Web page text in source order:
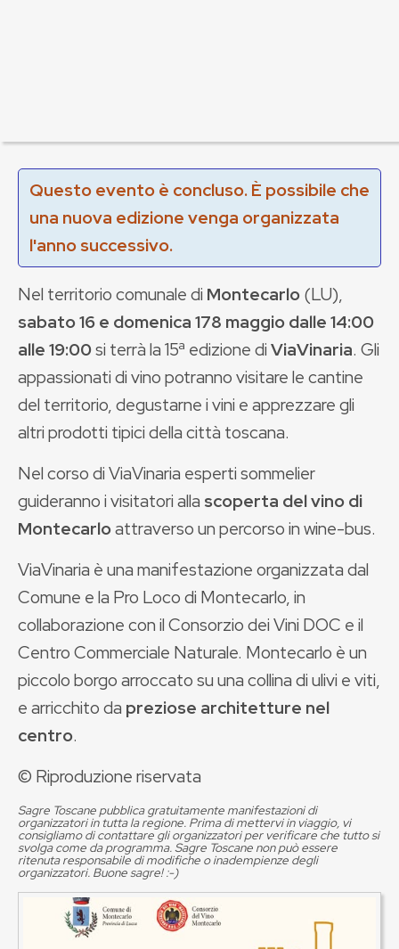
Questo evento è concluso. È possibile che
una nuova edizione venga organizzata
l'anno successivo.
Nel territorio comunale di Montecarlo(LU),
sabato 16 e domenica 178 maggio dalle 14:00
alle 19:00si terrà la 15ª edizione diViaVinaria. Gli
appassionati di vino potranno visitare le cantine
del territorio, degustarne i vini e apprezzare gli
altri prodotti tipici della città toscana.
Nel corso di ViaVinaria esperti sommelier
guideranno i visitatori alla scoperta del vino di
Montecarloattraverso un percorso in wine-bus.
ViaVinaria è una manifestazione organizzata dal
Comune e la Pro Loco di Montecarlo, in
collaborazione con il Consorzio dei Vini DOC e il
Centro Commerciale Naturale. Montecarlo è un
piccolo borgo arroccato su una collina di ulivi e viti,
e arricchito da preziose architetture nel
centro.
© Riproduzione riservata
Sagre Toscane pubblica gratuitamente manifestazioni di
organizzatori in tutta la regione. Prima di mettervi in viaggio, vi
consigliamo di contattare gli organizzatori per verificare che tutto si
svolga come da programma. Sagre Toscane non può essere
ritenuta responsabile di modifiche o inadempienze degli
organizzatori. Buone sagre! :-)